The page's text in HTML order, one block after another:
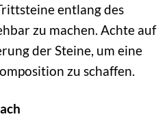
entlang des
zu machen. Achte auf
der Steine, um eine
zu schaffen.